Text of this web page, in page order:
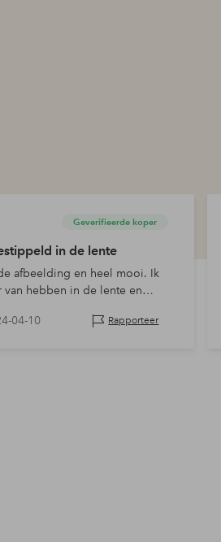
Geverifieerde koper
in de lente
afbeelding en heel mooi. Ik
van hebben in de lente en
04-10 Rapporteer